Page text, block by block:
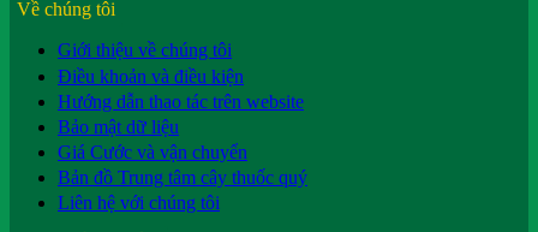
Về chúng tôi
Giới thiệu về chúng tôi
Điều khoản và điều kiện
Hướng dẫn thao tác trên website
Bảo mật dữ liệu
Giá Cước và vận chuyển
Bản đồ Trung tâm cây thuốc quý
Liên hệ với chúng tôi